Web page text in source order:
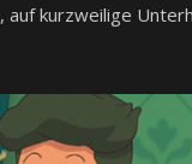
kurzweilige